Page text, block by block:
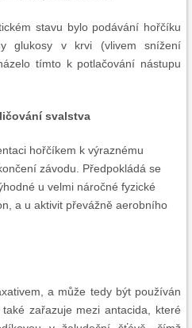
stavu bylo podávání hořčíku
glukosy v krvi (vlivem snížení
tímto k potlačování nástupu
svalstva
hořčíkem k výraznému
závodu. Předpokládá se
u velmi náročné fyzické
a u aktivit převážně aerobního
a může tedy být používán
zařazuje mezi antacida, které